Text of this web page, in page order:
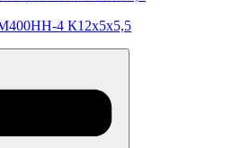
4 К12х5х5,5